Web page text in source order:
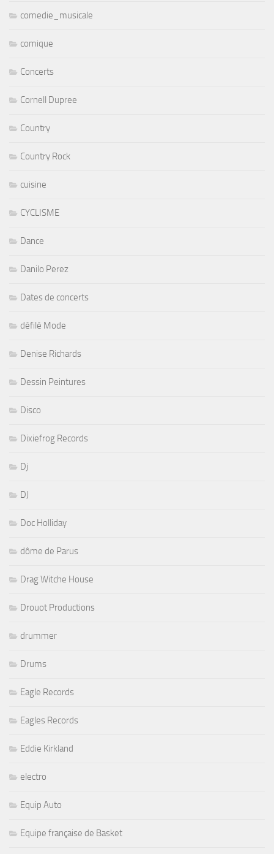
comedie_musicale
comique
Concerts
Cornell Dupree
Country
Country Rock
cuisine
CYCLISME
Dance
Danilo Perez
Dates de concerts
défilé Mode
Denise Richards
Dessin Peintures
Disco
Dixiefrog Records
Dj
DJ
Doc Holliday
dôme de Parus
Drag Witche House
Drouot Productions
drummer
Drums
Eagle Records
Eagles Records
Eddie Kirkland
electro
Equip Auto
Equipe française de Basket